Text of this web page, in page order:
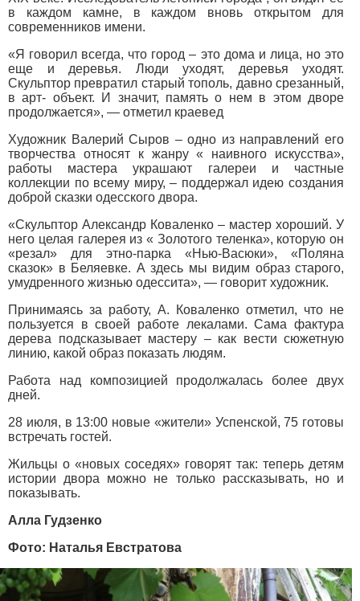
в каждом камне, в каждом вновь открытом для
современников имени.
«Я говорил всегда, что город – это дома и лица, но это
еще и деревья. Люди уходят, деревья уходят.
Скульптор превратил старый тополь, давно срезанный,
в арт- объект. И значит, память о нем в этом дворе
продолжается», — отметил краевед
Художник Валерий Сыров – одно из направлений его
творчества относят к жанру « наивного искусства»,
работы мастера украшают галереи и частные
коллекции по всему миру, – поддержал идею создания
доброй сказки одесского двора.
«Скульптор Александр Коваленко – мастер хороший. У
него целая галерея из « Золотого теленка», которую он
«резал» для этно-парка «Нью-Васюки», «Поляна
сказок» в Беляевке. А здесь мы видим образ старого,
умудренного жизнью одессита», — говорит художник.
Принимаясь за работу, А. Коваленко отметил, что не
пользуется в своей работе лекалами. Сама фактура
дерева подсказывает мастеру – как вести сюжетную
линию, какой образ показать людям.
Работа над композицией продолжалась более двух
дней.
28 июля, в 13:00 новые «жители» Успенской, 75 готовы
встречать гостей.
Жильцы о «новых соседях» говорят так: теперь детям
истории двора можно не только рассказывать, но и
показывать.
Алла Гудзенко
Фото: Наталья Евстратова